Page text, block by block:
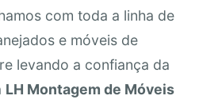
com toda a linha de
e móveis de
levando a confiança da
LH Montagem de Móveis